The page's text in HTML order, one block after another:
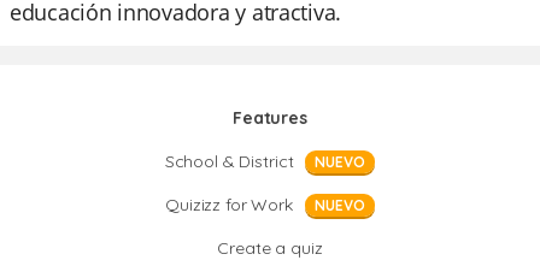
educación innovadora y atractiva.
Features
School & District
NUEVO
Quizizz for Work NUEVO
Create a quiz